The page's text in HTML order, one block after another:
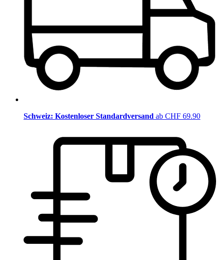
Schweiz: Kostenloser Standardversand ab CHF 69.90